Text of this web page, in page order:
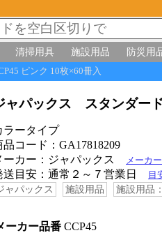
清掃用具 施設用品 防災用
ピンク 10枚×60冊入
ャパックス スタンダー
ラータイプ
品コード：GA17818209
ーカー：ジャパックス
メーカ
送目安：通常２～７営業日 目
ャパックス 施設用品 施設用品
ーカー品番 CCP45